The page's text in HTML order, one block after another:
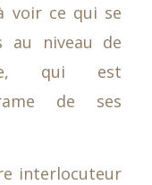
voir ce qui se
au niveau de
qui est
de ses
interlocuteur